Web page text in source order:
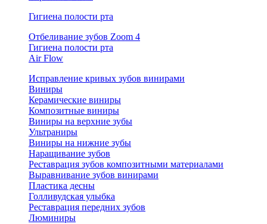
Гигиена полости рта
Отбеливание зубов Zoom 4
Гигиена полости рта
Air Flow
Исправление кривых зубов винирами
Виниры
Керамические виниры
Композитные виниры
Виниры на верхние зубы
Ультраниры
Виниры на нижние зубы
Наращивание зубов
Реставрация зубов композитными материалами
Выравнивание зубов винирами
Пластика десны
Голливудская улыбка
Реставрация передних зубов
Люминиры